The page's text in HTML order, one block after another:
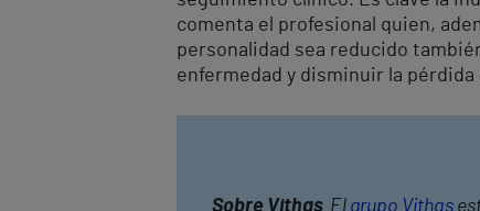
comenta el profesional quien,
personalidad sea reducido
enfermedad y disminuir la
Sobre Vithas El grupo Vithas